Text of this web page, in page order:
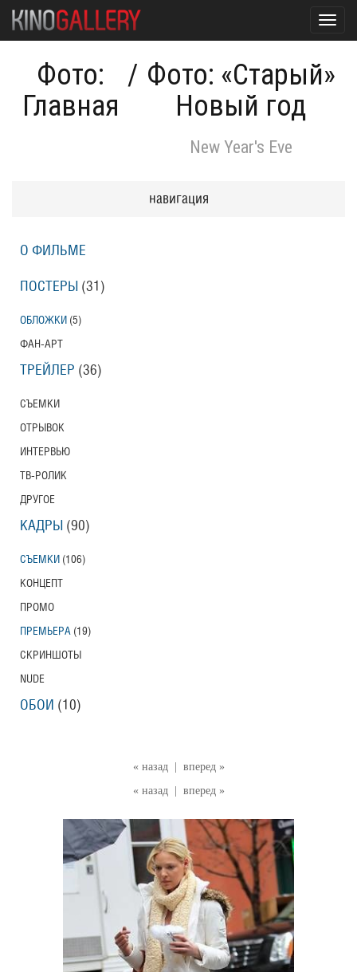
Фото:
Главная
/ Фото: «Старый»
Новый год
New Year's Eve
« назад
вперед »
« назад
вперед »
навигация
О ФИЛЬМЕ
ПОСТЕРЫ (31)
ОБЛОЖКИ (5)
ФАН-АРТ
ТРЕЙЛЕР (36)
СЪЕМКИ
ОТРЫВОК
ИНТЕРВЬЮ
ТВ-РОЛИК
ДРУГОЕ
КАДРЫ (90)
СЪЕМКИ (106)
КОНЦЕПТ
ПРОМО
ПРЕМЬЕРА (19)
СКРИНШОТЫ
NUDE
ОБОИ (10)